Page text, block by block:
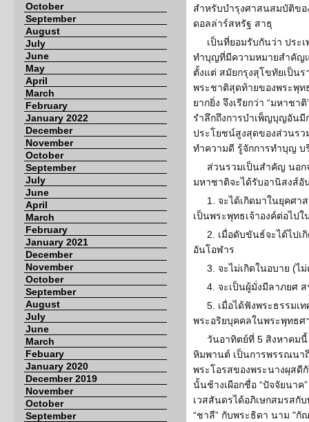
October
September
August
July
June
May
April
March
February
January 2022
December
November
October
September
July
June
April
March
February
January 2021
December
November
October
September
August
July
June
March
Febuary
January 2020
December 2019
November
October
September
สำหรับบำรุงศาสนสมบัติขอ
ดอลล่าร์สหรัฐ สาธุ
เป็นที่ยอมรับกันว่า ประ
ทำบุญที่มีความหมายสำคัญ
ตั้งแต่ สมัยกรุงสุโขทัยเป็น
พระชาติสุดท้ายของพระพุท
ยากยิ่ง จึงเรียกว่า “มหาช
รำลึกถึงการบำเพ็ญบุญอันมี
ประโยชน์สูงสุดของส่วนร
ทำความดี รู้จักการทำบุญ บ
ส่วนรวมเป็นสำคัญ นอก
มหาชาติจะได้รับอานิสงส์อั
1. จะได้เกิดมาในยุคศา
เป็นพระพุทธเจ้าองค์ต่อไป
2. เมื่อดับขันธ์จะได้ไปเ
อันโอฬาร
3. จะไม่เกิดในอบาย (ไ
4. จะเป็นผู้มั่งมีลาภยศ
5. เมื่อได้ฟังพระธรรมเ
พระอริยบุคคลในพระพุทธศ
วันอาทิตย์ที่ 5 สิงหาคม
หิมพานต์ เป็นการพรรณนา
พระโอรสของพระนางผุสดี
นั้นช้างเผือกชื่อ “ปัจจัยนาค
เวสสันดรได้อภิเษกสมรสกั
“ชาลี” กับพระธิดา นาม "กั